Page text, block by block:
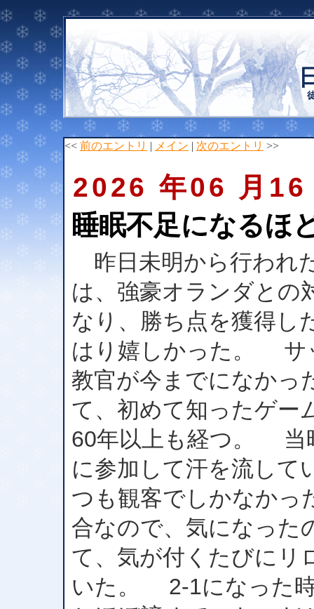
<< 前のエントリ | メイン | 次のエントリ >>
2026 年06 月16
睡眠不足になるほ
昨日未明から行われ
は、強豪オランダとの
なり、勝ち点を獲得し
はり嬉しかった。 サ
教官が今までになかっ
て、初めて知ったゲ
60年以上も経つ。 当
に参加して汗を流して
つも観客でしかなか
合なので、気になった
て、気が付くたびにリ
いた。 2-1になった